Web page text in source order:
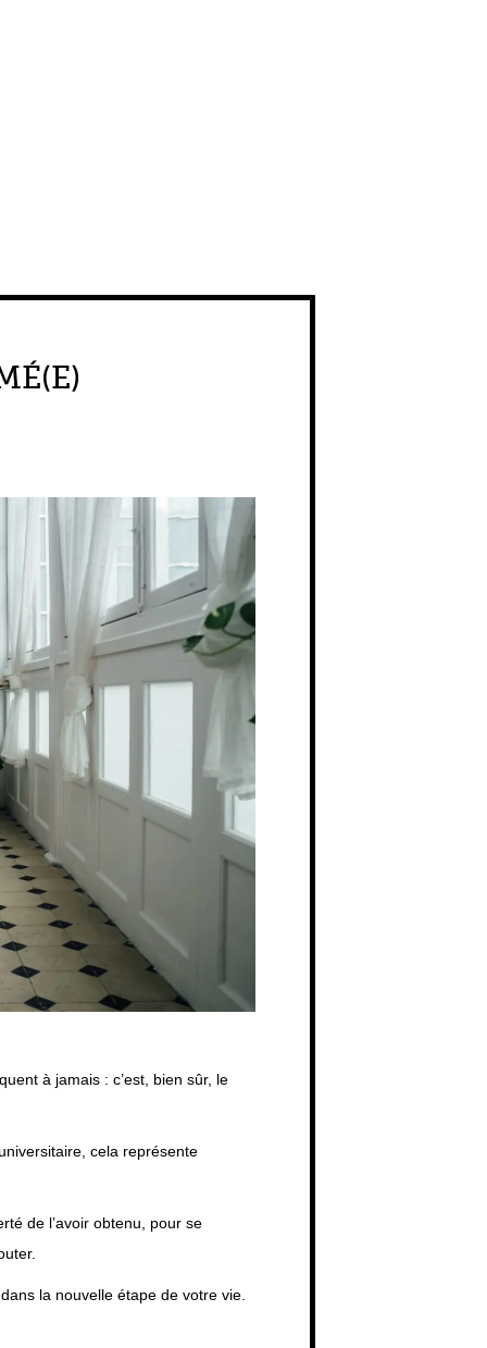
à jamais : c’est, bien sûr, le
cela représente
de l’avoir obtenu, pour se
la nouvelle étape de votre vie.